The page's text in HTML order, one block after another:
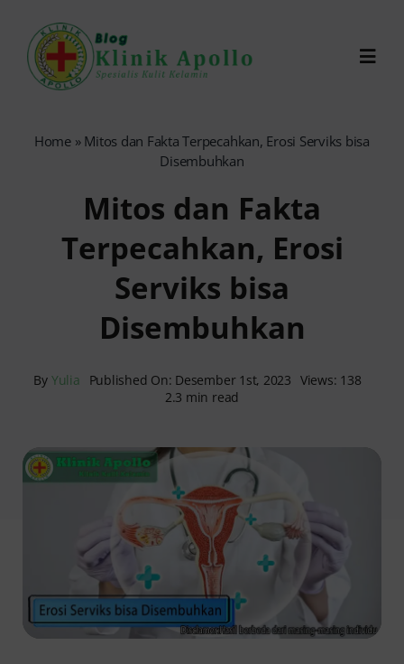
content
Reservasi Online
Home » Mitos dan Fakta Terpecahkan, Erosi Serviks bisa
Disembuhkan
Mitos dan Fakta
Terpecahkan, Erosi
Serviks bisa
Disembuhkan
By Yulia Published On: Desember 1st, 2023 Views: 138
2.3 min read